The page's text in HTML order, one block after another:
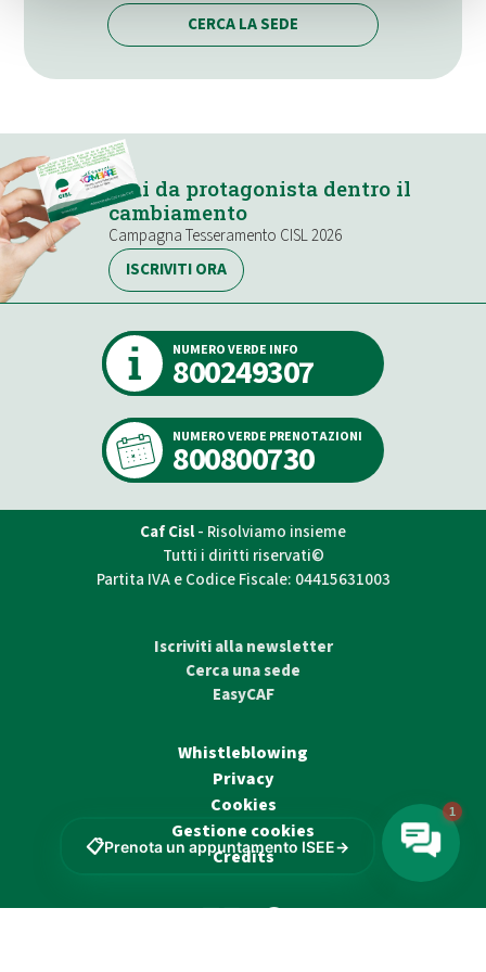
CERCA LA SEDE
Stai da protagonista dentro il
cambiamento
Campagna Tesseramento CISL 2026
ISCRIVITI ORA
NUMERO VERDE INFO
800249307
NUMERO VERDE PRENOTAZIONI
800800730
Caf Cisl- Risolviamo insieme
Tutti i diritti riservati©
Partita IVA e Codice Fiscale: 04415631003
Iscriviti alla newsletter
Cerca una sede
EasyCAF
Whistleblowing
Privacy
Cookies
Gestione cookies
Credits